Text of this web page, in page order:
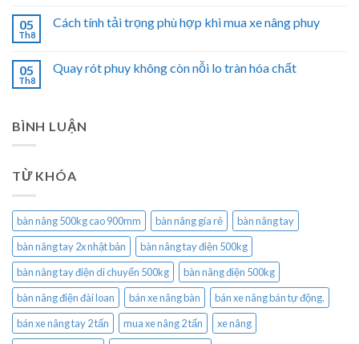
05
Th8
Cách tính tải trọng phù hợp khi mua xe nâng phuy
05
Th8
Quay rót phuy không còn nỗi lo tràn hóa chất
BÌNH LUẬN
TỪ KHÓA
bàn nâng 500kg cao 900mm bàn nâng gía rẻ
bàn nâng tay
bàn nâng tay 2x nhật bản
bàn nâng tay điện 500kg
bàn nâng tay điện di chuyển 500kg
bàn nâng điện 500kg
bàn nâng điện đài loan
bán xe nâng bàn
bán xe nâng bán tự động.
bán xe nâng tay 2 tấn
mua xe nâng 2 tấn
xe nâng